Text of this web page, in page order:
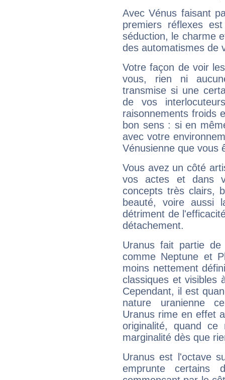
Avec Vénus faisant
premiers réflexes
séduction, le charme
des automatismes de
Votre façon de voir
vous, rien ni
transmise si une
de vos
raisonnements froids
bon sens : si en
avec votre
Vénusienne que vous
Vous avez un côté
vos actes et dans
concepts très clairs,
beauté, voire aussi
détriment de
détachement.
Uranus fait partie
comme Neptune et
moins nettement
classiques et visibles
Cependant, il est
nature uranienne
Uranus rime en effet
originalité, quand ce
marginalité dès que
Uranus est l'octave
emprunte